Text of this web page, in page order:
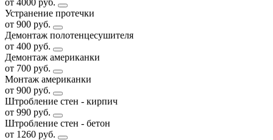
от 4000 руб.
Устранение протечки
от 900 руб.
Демонтаж полотенцесушителя
от 400 руб.
Демонтаж американки
от 700 руб.
Монтаж американки
от 900 руб.
Штробление стен - кирпич
от 990 руб.
Штробление стен - бетон
от 1260 руб.